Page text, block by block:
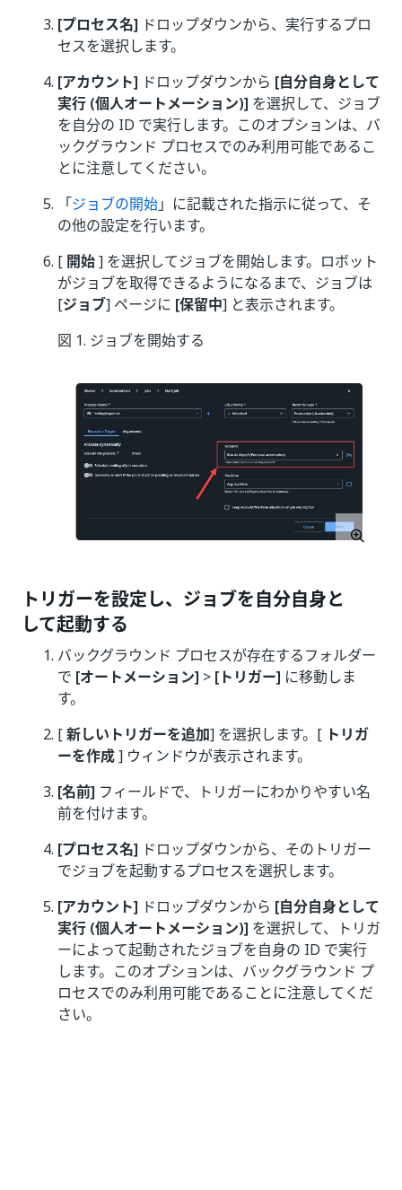
[プロセス名] ドロップダウンから、実行するプロ
セスを選択します。
[アカウント] ドロップダウンから [自分自身として
実行 (個人オートメーション)] を選択して、ジョブ
を自分の ID で実行します。このオプションは、バ
ックグラウンド プロセスでのみ利用可能であるこ
とに注意してください。
「ジョブの開始」に記載された指示に従って、そ
の他の設定を行います。
[ 開始] を選択してジョブを開始します。ロボット
がジョブを取得できるようになるまで、ジョブは
[ジョブ] ページに [保留中] と表示されます。
図 1. ジョブを開始する
トリガーを設定し、ジョブを自分自身と
して起動する
バックグラウンド プロセスが存在するフォルダー
で [オートメーション] > [トリガー] に移動しま
す。
[新しいトリガーを追加] を選択します。[ トリガ
ーを作成] ウィンドウが表示されます。
[名前] フィールドで、トリガーにわかりやすい名
前を付けます。
[プロセス名] ドロップダウンから、そのトリガー
でジョブを起動するプロセスを選択します。
[アカウント] ドロップダウンから [自分自身として
実行 (個人オートメーション)] を選択して、トリガ
ーによって起動されたジョブを自身の ID で実行
します。このオプションは、バックグラウンド プ
ロセスでのみ利用可能であることに注意してくだ
さい。